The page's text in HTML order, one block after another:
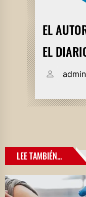
EL
EL
LEE TAMBIÉN...